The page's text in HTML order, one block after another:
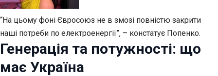
“На цьому фоні Євросоюз не в змозі повністю закрити
наші потреби по електроенергії”, – констатує Попенко.
Генерація та потужності: що
має Україна